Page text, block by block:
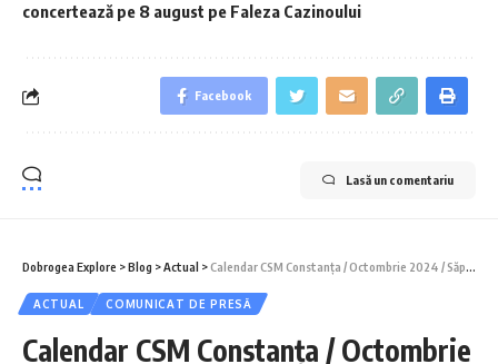
concertează pe 8 august pe Faleza Cazinoului
Facebook
Lasă un comentariu
Dobrogea Explore >Blog >Actual >Calendar CSM Constanța / Octombrie 2024 / Săptămâna 3
ACTUAL COMUNICAT DE PRESĂ
Calendar CSM Constanța / Octombrie